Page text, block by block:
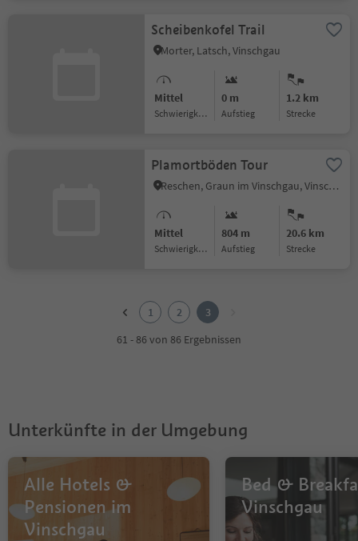
Scheibenkofel Trail
Morter, Latsch, Vinschgau
Mittel
Schwierigkeitsgrad
0 m
Aufstieg
1.2 km
Strecke
Plamortböden Tour
Reschen, Graun im Vinschgau, Vinschgau
Mittel
Schwierigkeitsgrad
804 m
Aufstieg
20.6 km
Strecke
1 2
3
61 - 86 von 86 Ergebnissen
Unterkünfte in der Umgebung
Alle Hotels &
Pensionen im
Vinschgau
Bed &
Vinschgau